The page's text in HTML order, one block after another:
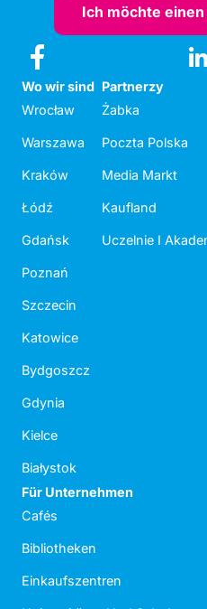
Ich möchte
Wo wir sind
Wrocław
Warszawa
Kraków
Łódź
Gdańsk
Poznań
Szczecin
Katowice
Bydgoszcz
Gdynia
Kielce
Białystok
Partnerzy
Żabka
Poczta Polska
Media Markt
Kaufland
Uczelnie I
Für Unternehmen
Cafés
Bibliotheken
Einkaufszentren